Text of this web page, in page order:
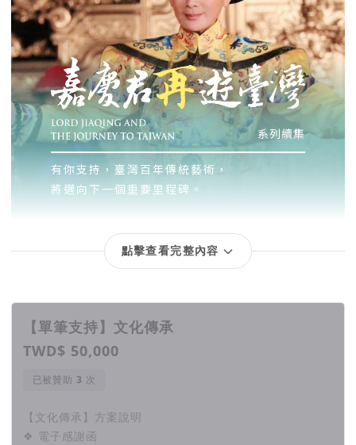
點擊查看完整內容
【單筆支持】文化傳承
TWD$ 50,000
已被贊助 次
【文化傳承】方案說明
❖ 電子感謝函